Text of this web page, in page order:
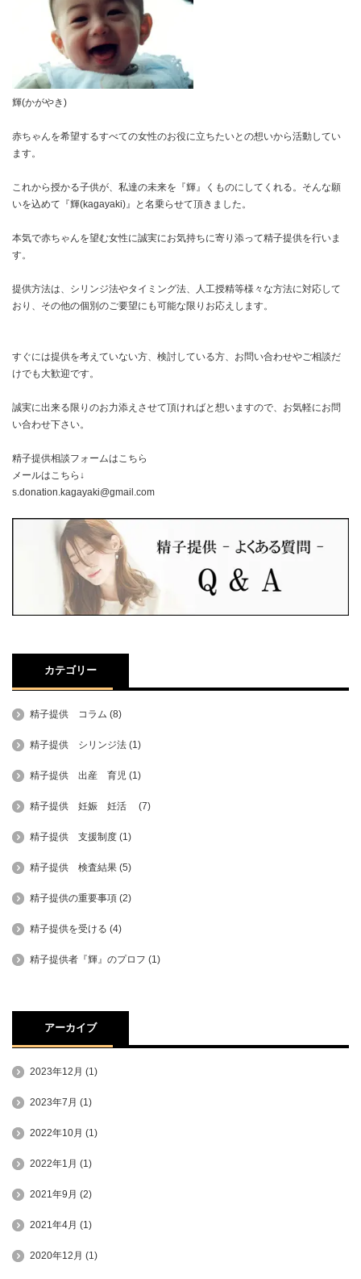
輝(かがやき)
赤ちゃんを希望するすべての女性のお役に立ちたいとの想いから活動してい
ます。
これから授かる子供が、私達の未来を『輝』くものにしてくれる。そんな願
いを込めて『輝(kagayaki)』と名乗らせて頂きました。
本気で赤ちゃんを望む女性に誠実にお気持ちに寄り添って精子提供を行いま
す。
提供方法は、シリンジ法やタイミング法、人工授精等様々な方法に対応して
おり、その他の個別のご要望にも可能な限りお応えします。
すぐには提供を考えていない方、検討している方、お問い合わせやご相談だ
けでも大歓迎です。
誠実に出来る限りのお力添えさせて頂ければと想いますので、お気軽にお問
い合わせ下さい。
精子提供相談フォームはこちら
メールはこちら↓
s.donation.kagayaki@gmail.com
カテゴリー
精子提供 コラム (8)
精子提供 シリンジ法 (1)
精子提供 出産 育児 (1)
精子提供 妊娠 妊活 (7)
精子提供 支援制度 (1)
精子提供 検査結果 (5)
精子提供の重要事項 (2)
精子提供を受ける (4)
精子提供者『輝』のプロフ (1)
アーカイブ
2023年12月 (1)
2023年7月 (1)
2022年10月 (1)
2022年1月 (1)
2021年9月 (2)
2021年4月 (1)
2020年12月 (1)